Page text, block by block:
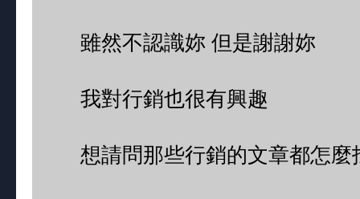
雖然不認識妳 但是謝謝妳
我對行銷也很有興趣
想請問那些行銷的文章都怎麼